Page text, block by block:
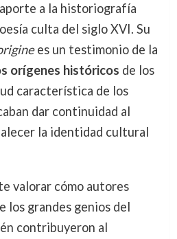
a la historiografía
culta del siglo XVI. Su
es un testimonio de la
orígenes históricos de los
característica de los
dar continuidad al
la identidad cultural
valorar cómo autores
los grandes genios del
contribuyeron al